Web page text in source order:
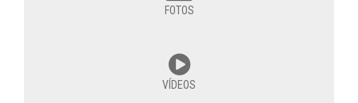
FOTOS
VÍDEOS